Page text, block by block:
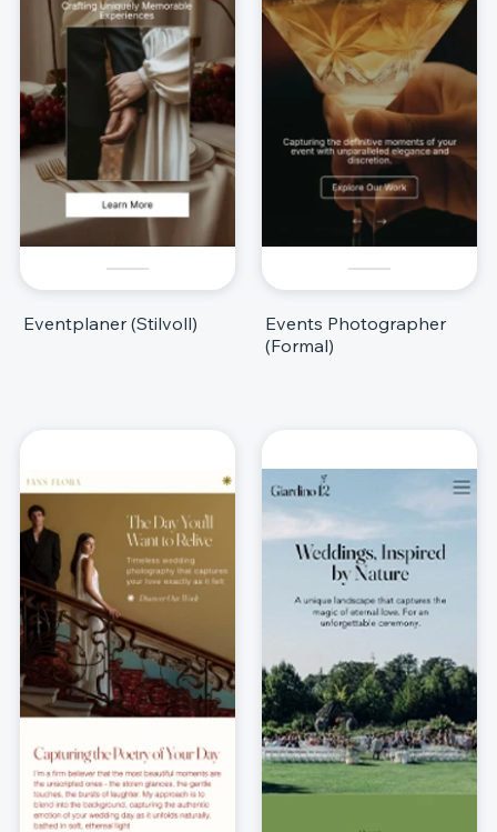
Eventplaner (Stilvoll)
Events Photographer
(Formal)